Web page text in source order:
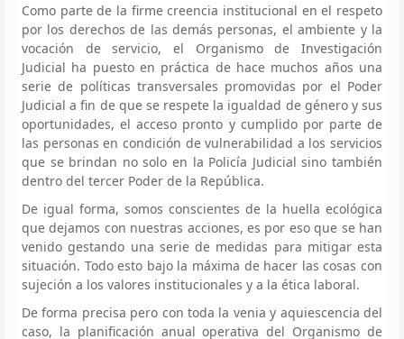
Como parte de la firme creencia institucional en el respeto
por los derechos de las demás personas, el ambiente y la
vocación de servicio, el Organismo de Investigación
Judicial ha puesto en práctica de hace muchos años una
serie de políticas transversales promovidas por el Poder
Judicial a fin de que se respete la igualdad de género y sus
oportunidades, el acceso pronto y cumplido por parte de
las personas en condición de vulnerabilidad a los servicios
que se brindan no solo en la Policía Judicial sino también
dentro del tercer Poder de la República.
De igual forma, somos conscientes de la huella ecológica
que dejamos con nuestras acciones, es por eso que se han
venido gestando una serie de medidas para mitigar esta
situación. Todo esto bajo la máxima de hacer las cosas con
sujeción a los valores institucionales y a la ética laboral.
De forma precisa pero con toda la venia y aquiescencia del
caso, la planificación anual operativa del Organismo de